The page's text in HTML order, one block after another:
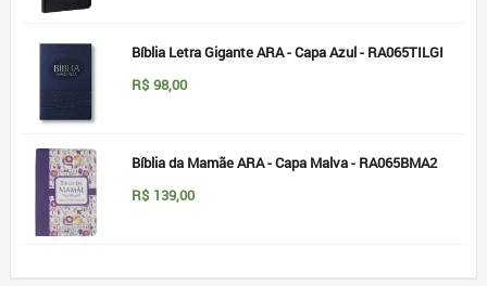
Bíblia Letra Gigante ARA - Capa Azul - RA065TILGI
R$ 98,00
Bíblia da Mamãe ARA - Capa Malva - RA065BMA2
R$ 139,00